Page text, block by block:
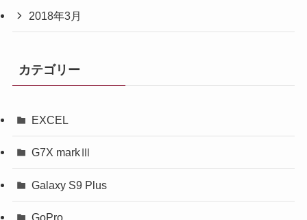
2018年3月
カテゴリー
EXCEL
G7X markⅢ
Galaxy S9 Plus
GoPro